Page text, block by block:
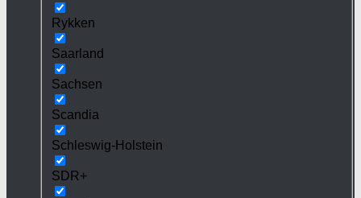
Rykken
Saarland
Sachsen
Scandia
Schleswig-Holstein
SDR+